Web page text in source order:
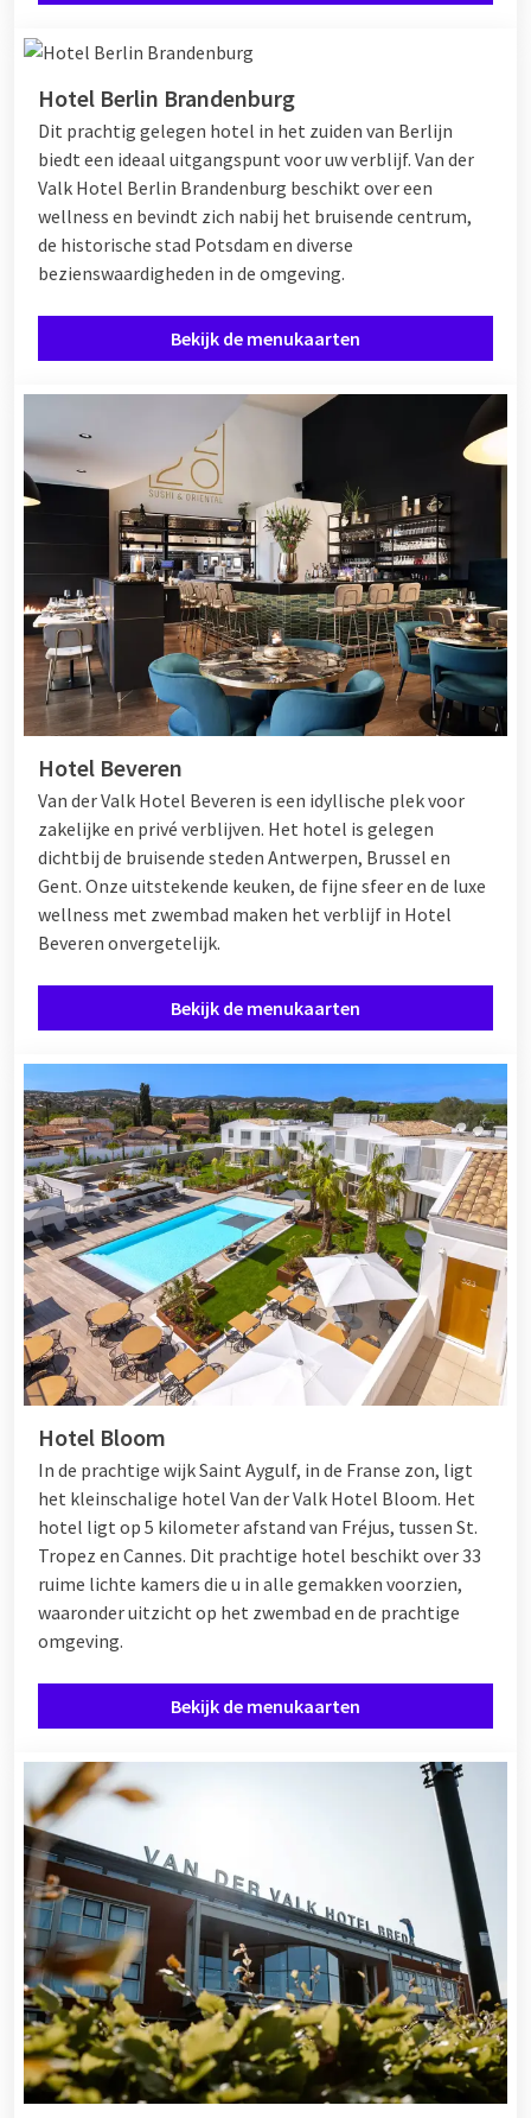
Hotel Berlin Brandenburg
Dit prachtig gelegen hotel in het zuiden van Berlijn
biedt een ideaal uitgangspunt voor uw verblijf. Van der
Valk Hotel Berlin Brandenburg beschikt over een
wellness en bevindt zich nabij het bruisende centrum,
de historische stad Potsdam en diverse
bezienswaardigheden in de omgeving.
Bekijk de menukaarten
Hotel Beveren
Van der Valk Hotel Beveren is een idyllische plek voor
zakelijke en privé verblijven. Het hotel is gelegen
dichtbij de bruisende steden Antwerpen, Brussel en
Gent. Onze uitstekende keuken, de fijne sfeer en de luxe
wellness met zwembad maken het verblijf in Hotel
Beveren onvergetelijk.
Bekijk de menukaarten
Hotel Bloom
In de prachtige wijk Saint Aygulf, in de Franse zon, ligt
het kleinschalige hotel Van der Valk Hotel Bloom. Het
hotel ligt op 5 kilometer afstand van Fréjus, tussen St.
Tropez en Cannes. Dit prachtige hotel beschikt over 33
ruime lichte kamers die u in alle gemakken voorzien,
waaronder uitzicht op het zwembad en de prachtige
omgeving.
Bekijk de menukaarten